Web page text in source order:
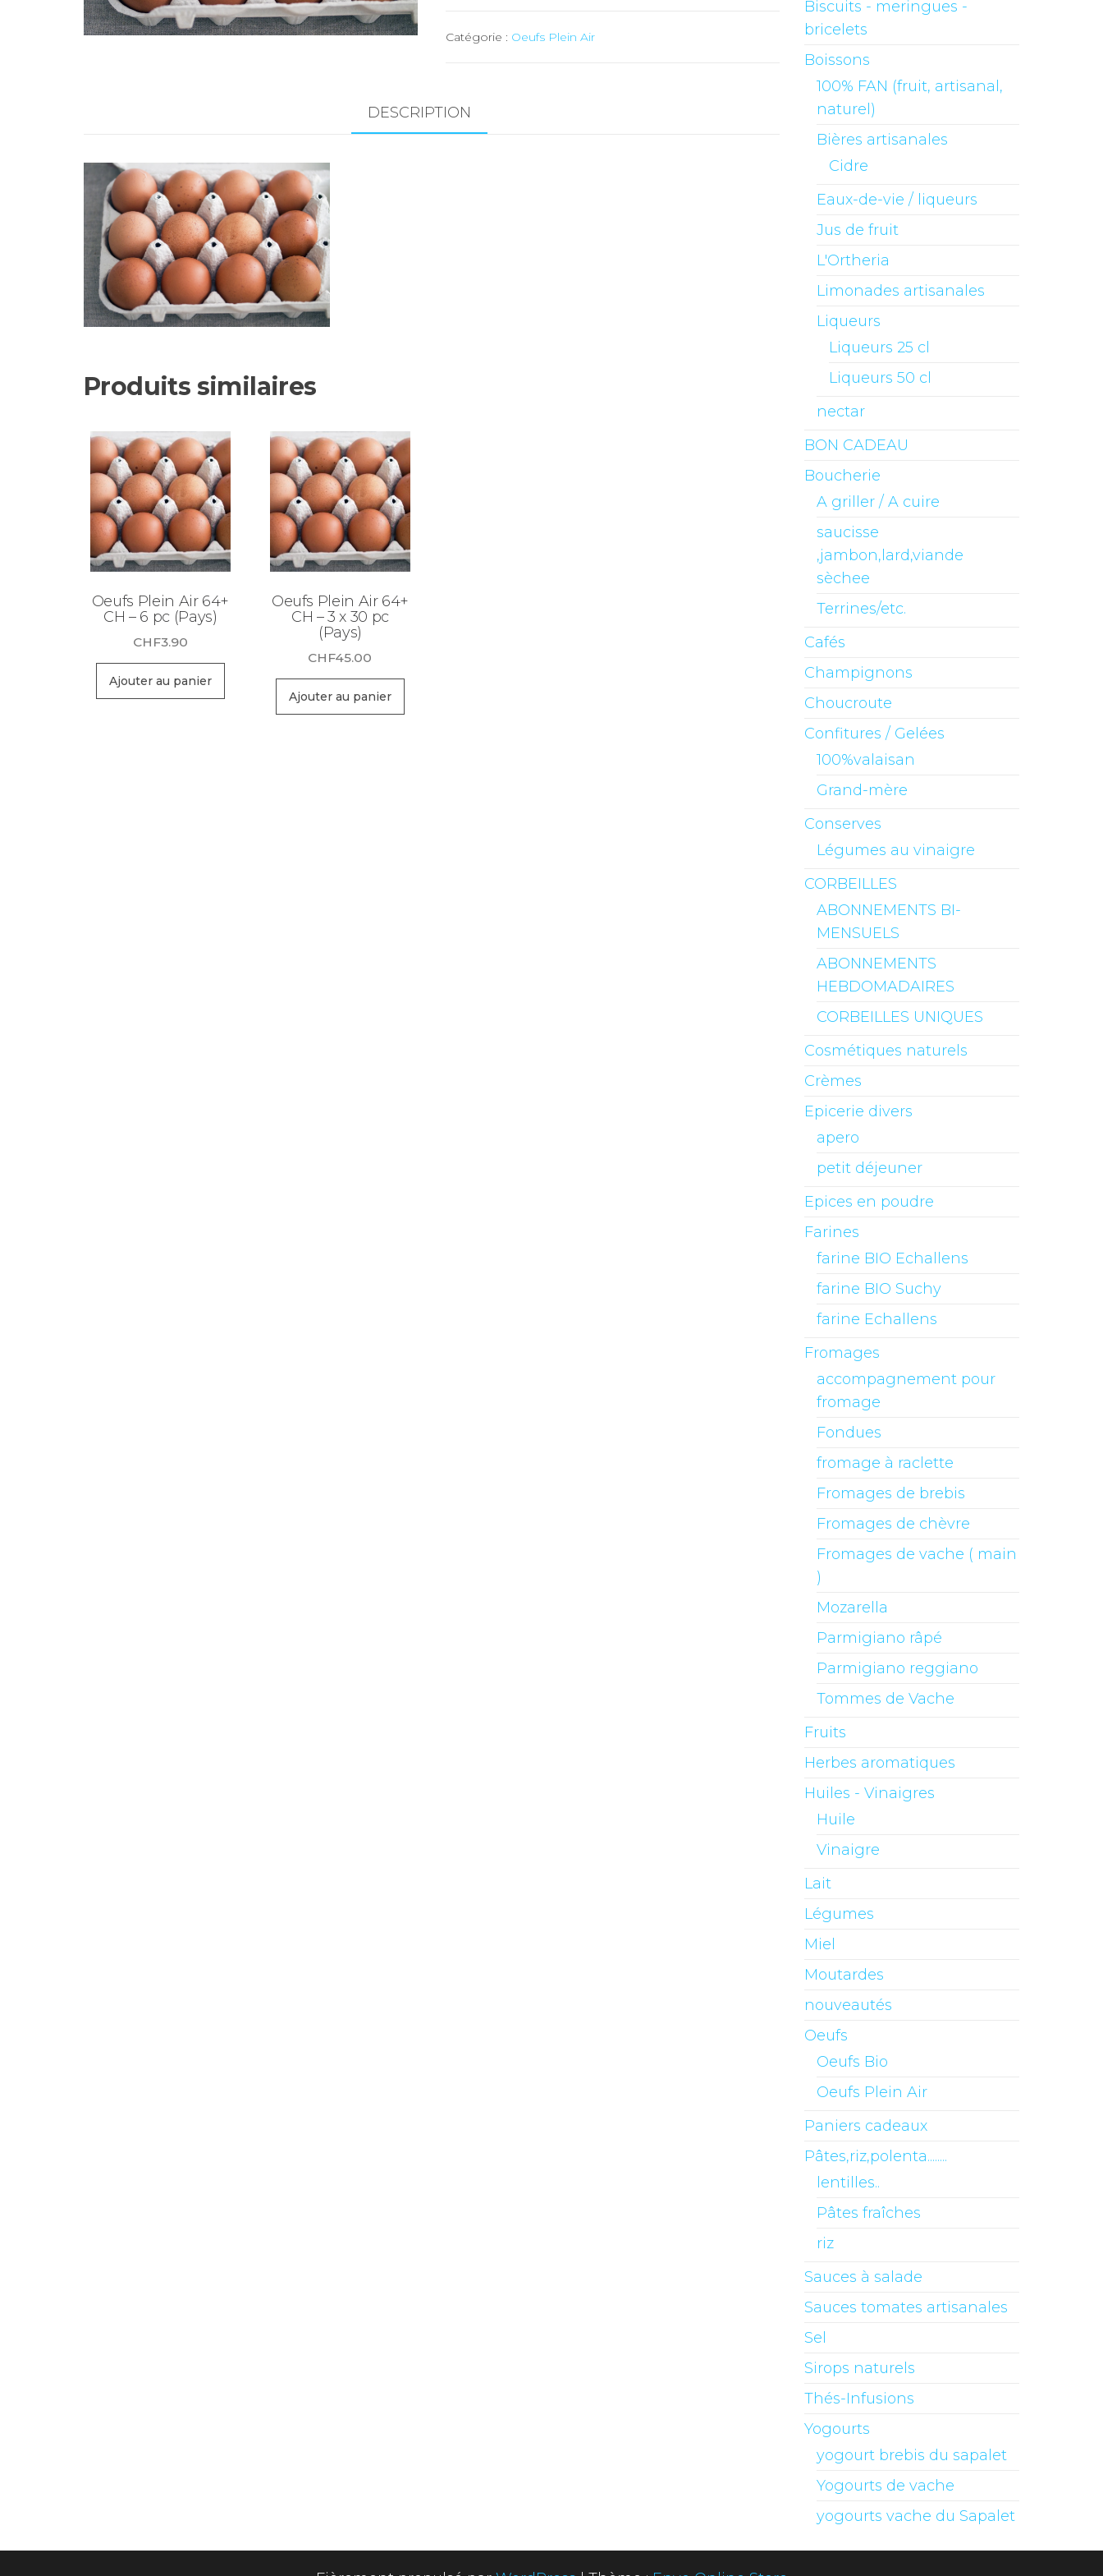
Plein
CH
-
Catégorie : Oeufs Plein Air
DESCRIPTION
Produits similaires
Oeufs Plein Air 64+
CH – 6 pc (Pays)
CHF3.90
Ajouter au panier
Oeufs Plein Air 64+
CH – 3 x 30 pc
(Pays)
CHF45.00
Ajouter au panier
Biscuits - meringues -
bricelets
Boissons
100% FAN (fruit, artisanal,
naturel)
Bières artisanales
Cidre
Eaux-de-vie / liqueurs
Jus de fruit
L'Ortheria
Limonades artisanales
Liqueurs
Liqueurs 25 cl
Liqueurs 50 cl
nectar
BON CADEAU
Boucherie
A griller / A cuire
saucisse
,jambon,lard,viande
sèchee
Terrines/etc.
Cafés
Champignons
Choucroute
Confitures / Gelées
100%valaisan
Grand-mère
Conserves
Légumes au vinaigre
CORBEILLES
ABONNEMENTS BI-
MENSUELS
ABONNEMENTS
HEBDOMADAIRES
CORBEILLES UNIQUES
Cosmétiques naturels
Crèmes
Epicerie divers
apero
petit déjeuner
Epices en poudre
Farines
farine BIO Echallens
farine BIO Suchy
farine Echallens
Fromages
accompagnement pour
fromage
Fondues
fromage à raclette
Fromages de brebis
Fromages de chèvre
Fromages de vache ( main
)
Mozarella
Parmigiano râpé
Parmigiano reggiano
Tommes de Vache
Fruits
Herbes aromatiques
Huiles - Vinaigres
Huile
Vinaigre
Lait
Légumes
Miel
Moutardes
nouveautés
Oeufs
Oeufs Bio
Oeufs Plein Air
Paniers cadeaux
Pâtes,riz,polenta........
lentilles..
Pâtes fraîches
riz
Sauces à salade
Sauces tomates artisanales
Sel
Sirops naturels
Thés-Infusions
Yogourts
yogourt brebis du sapalet
Yogourts de vache
yogourts vache du Sapalet